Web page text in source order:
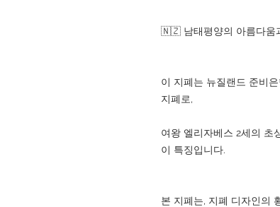
🇳🇿 남태평양의 아름다움
이 지폐는 뉴질랜드 준비
지폐로,
여왕 엘리자베스 2세의 초
이 특징입니다.
본 지폐는, 지폐 디자인의